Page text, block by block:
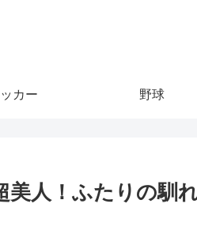
カー 野球
美人！ふたりの馴